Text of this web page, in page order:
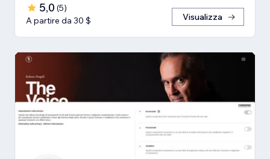
5,0 (5)
A partire da 30 $
Visualizza